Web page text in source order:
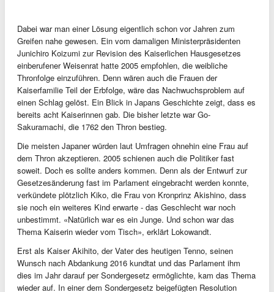
Dabei war man einer Lösung eigentlich schon vor Jahren zum
Greifen nahe gewesen. Ein vom damaligen Ministerpräsidenten
Junichiro Koizumi zur Revision des Kaiserlichen Hausgesetzes
einberufener Weisenrat hatte 2005 empfohlen, die weibliche
Thronfolge einzuführen. Denn wären auch die Frauen der
Kaiserfamilie Teil der Erbfolge, wäre das Nachwuchsproblem auf
einen Schlag gelöst. Ein Blick in Japans Geschichte zeigt, dass es
bereits acht Kaiserinnen gab. Die bisher letzte war Go-
Sakuramachi, die 1762 den Thron bestieg.
Die meisten Japaner würden laut Umfragen ohnehin eine Frau auf
dem Thron akzeptieren. 2005 schienen auch die Politiker fast
soweit. Doch es sollte anders kommen. Denn als der Entwurf zur
Gesetzesänderung fast im Parlament eingebracht werden konnte,
verkündete plötzlich Kiko, die Frau von Kronprinz Akishino, dass
sie noch ein weiteres Kind erwarte - das Geschlecht war noch
unbestimmt. «Natürlich war es ein Junge. Und schon war das
Thema Kaiserin wieder vom Tisch», erklärt Lokowandt.
Erst als Kaiser Akihito, der Vater des heutigen Tenno, seinen
Wunsch nach Abdankung 2016 kundtat und das Parlament ihm
dies im Jahr darauf per Sondergesetz ermöglichte, kam das Thema
wieder auf. In einer dem Sondergesetz beigefügten Resolution